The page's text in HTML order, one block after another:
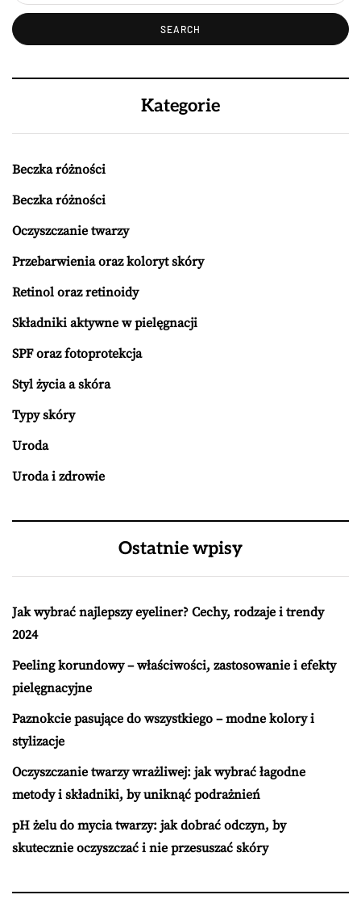
Kategorie
Beczka różności
Beczka różności
Oczyszczanie twarzy
Przebarwienia oraz koloryt skóry
Retinol oraz retinoidy
Składniki aktywne w pielęgnacji
SPF oraz fotoprotekcja
Styl życia a skóra
Typy skóry
Uroda
Uroda i zdrowie
Ostatnie wpisy
Jak wybrać najlepszy eyeliner? Cechy, rodzaje i trendy
2024
Peeling korundowy – właściwości, zastosowanie i efekty
pielęgnacyjne
Paznokcie pasujące do wszystkiego – modne kolory i
stylizacje
Oczyszczanie twarzy wrażliwej: jak wybrać łagodne
metody i składniki, by uniknąć podrażnień
pH żelu do mycia twarzy: jak dobrać odczyn, by
skutecznie oczyszczać i nie przesuszać skóry